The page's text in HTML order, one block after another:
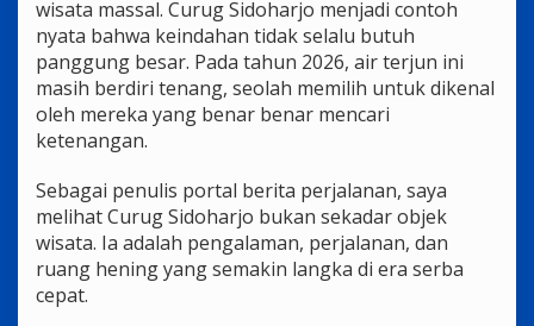
wisata massal. Curug Sidoharjo menjadi contoh
nyata bahwa keindahan tidak selalu butuh
panggung besar. Pada tahun 2026, air terjun ini
masih berdiri tenang, seolah memilih untuk dikenal
oleh mereka yang benar benar mencari
ketenangan.
Sebagai penulis portal berita perjalanan, saya
melihat Curug Sidoharjo bukan sekadar objek
wisata. Ia adalah pengalaman, perjalanan, dan
ruang hening yang semakin langka di era serba
cepat.